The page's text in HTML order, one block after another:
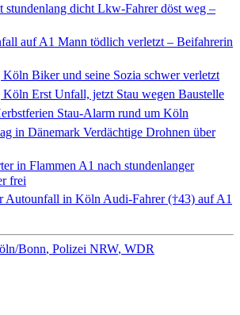
stundenlang dicht Lkw-Fahrer döst weg –
auf A1 Mann tödlich verletzt – Beifahrerin
Köln Biker und seine Sozia schwer verletzt
Köln Erst Unfall, jetzt Stau wegen Baustelle
Stau-Alarm rund um Köln
in Dänemark Verdächtige Drohnen über
in Flammen A1 nach stundenlanger
frei
Autounfall in Köln Audi-Fahrer (†43) auf A1
Bonn Polizei NRW WDR